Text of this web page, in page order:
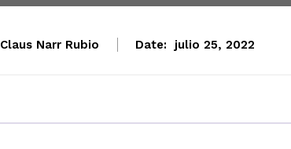
Claus Narr Rubio Date: julio 25, 2022